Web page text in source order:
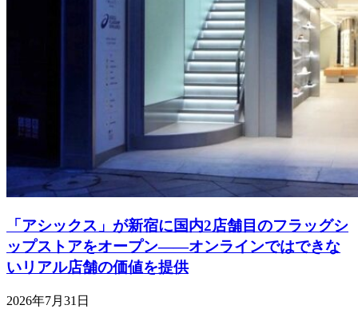
「アシックス」が新宿に国内2店舗目のフラッグシ
ップストアをオープン――オンラインではできな
いリアル店舗の価値を提供
2026年7月31日